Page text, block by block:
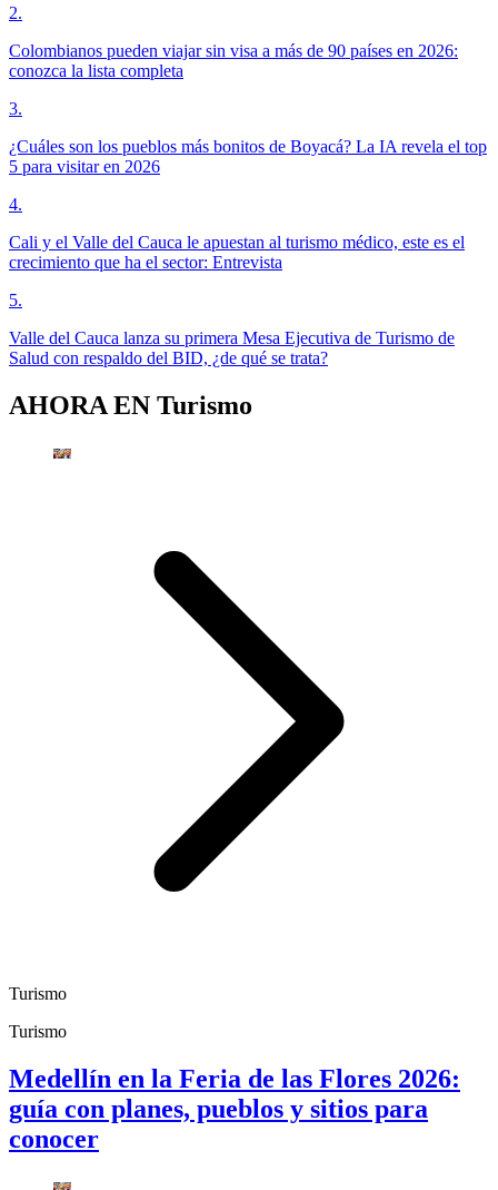
2.
Colombianos pueden viajar sin visa a más de 90 países en 2026:
conozca la lista completa
3.
¿Cuáles son los pueblos más bonitos de Boyacá? La IA revela el top
5 para visitar en 2026
4.
Cali y el Valle del Cauca le apuestan al turismo médico, este es el
crecimiento que ha el sector: Entrevista
5.
Valle del Cauca lanza su primera Mesa Ejecutiva de Turismo de
Salud con respaldo del BID, ¿de qué se trata?
AHORA EN Turismo
Turismo
Turismo
Medellín en la Feria de las Flores 2026:
guía con planes, pueblos y sitios para
conocer